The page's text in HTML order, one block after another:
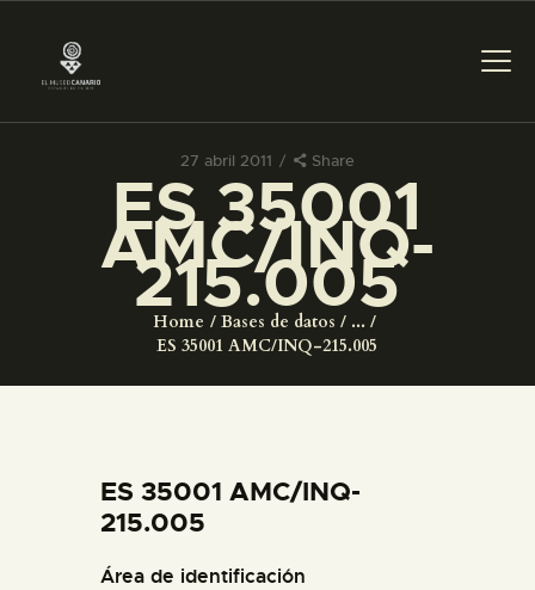
27 abril 2011 Share
ES 35001
AMC/INQ-
215.005
Home Bases de datos
...
ES 35001 AMC/INQ-215.005
PREPARAR LA VISITA
ACTIVIDADES
COLECCIONES
ES 35001 AMC/INQ-
215.005
Área de identificación